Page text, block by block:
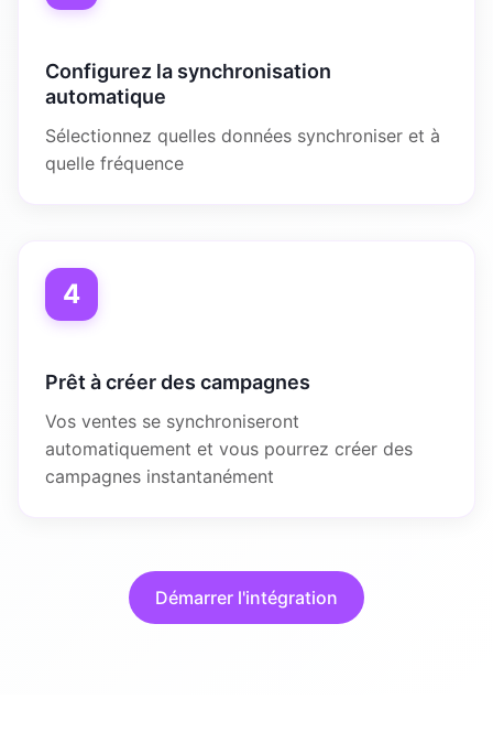
Configurez la synchronisation
automatique
Sélectionnez quelles données synchroniser et à
quelle fréquence
4
Prêt à créer des campagnes
Vos ventes se synchroniseront
automatiquement et vous pourrez créer des
campagnes instantanément
Démarrer l'intégration